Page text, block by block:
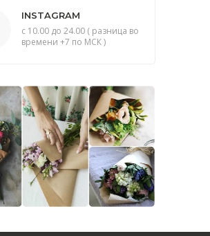
INSTAGRAM
с 10.00 до 24.00 ( разница во
времени +7 по МСК )